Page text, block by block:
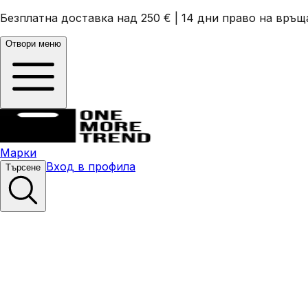
Безплатна доставка над 250 € 14 дни право на
Отвори меню
Марки
Търсене Вход в профила